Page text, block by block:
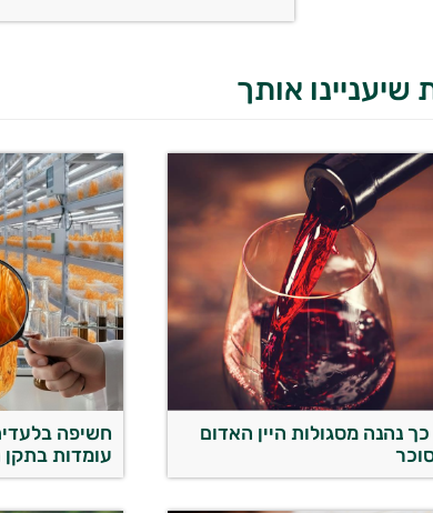
שיעניינו אותך
נהנה מסגולות היין האדום
חשיפה
עומדות בתקן